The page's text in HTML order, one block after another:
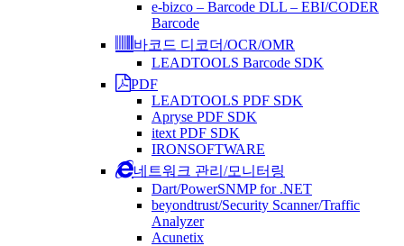
e-bizco – Barcode DLL – EBI/CODER
Barcode
바코드 디코더/OCR/OMR
LEADTOOLS Barcode SDK
PDF
LEADTOOLS PDF SDK
Apryse PDF SDK
itext PDF SDK
IRONSOFTWARE
네트워크 관리/모니터링
Dart/PowerSNMP for .NET
beyondtrust/Security Scanner/Traffic
Analyzer
Acunetix